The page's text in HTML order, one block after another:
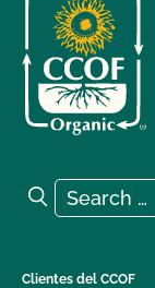
Search for:
Search
Clientes del CCOF